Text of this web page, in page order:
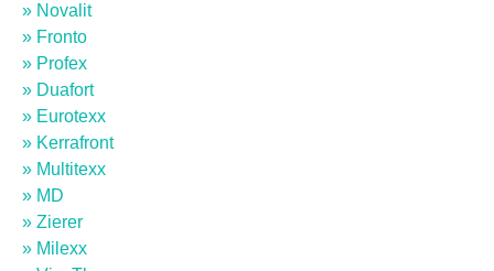
» Novalit
» Fronto
» Profex
» Duafort
» Eurotexx
» Kerrafront
» Multitexx
» MD
» Zierer
» Milexx